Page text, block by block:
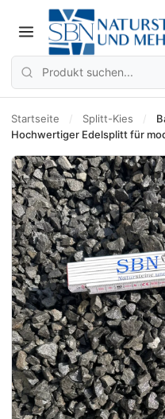
Startseite / Splitt-Kies /
Hochwertiger Edelsplitt für